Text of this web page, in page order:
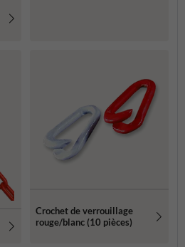
Crochet de verrouillage
rouge/blanc (10 pièces)